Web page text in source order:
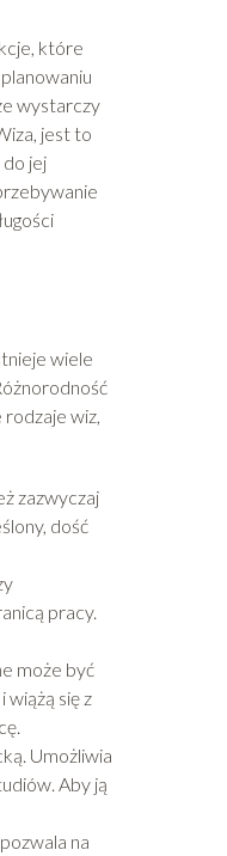
które
wystarczy
jest to
jej
wiele
wiz,
zazwyczaj
dość
pracy.
może być
się z
Umożliwia
Aby ją
na